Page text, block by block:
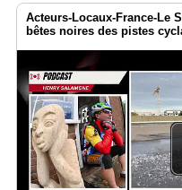
Acteurs-Locaux-France-Le
bêtes noires des pistes